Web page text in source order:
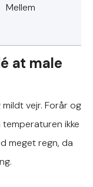
Mellem
at male
vejr. Forår og
ikke
meget regn, da